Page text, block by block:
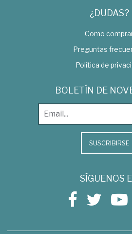
¿DUDAS?
Como
Preguntas
Política de
BOLETÍN DE
SUSCRIBIRSE
SÍGUENOS